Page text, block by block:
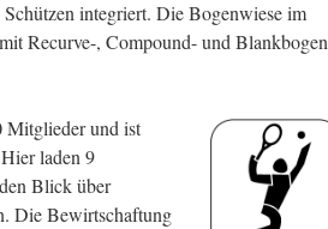
integriert. Die Bogenwiese im
Recurve-, Compound- und Blankbogen
Mitglieder und ist
laden 9
Blick über
Die Bewirtschaftung